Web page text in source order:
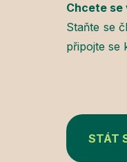
Chcete
Staňte se
připojte se
STÁT